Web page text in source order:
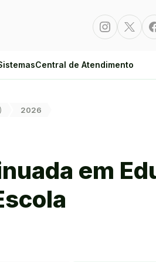
Instagram
Central de Atendimento
2026
em